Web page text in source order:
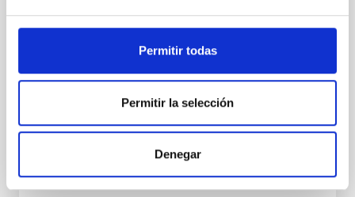
Permitir todas
Permitir la selección
Denegar
Spatially resolved stellar populations of massive
insights into star-formation quenching and stellar
studies have revealed that the cores of these
galaxies are redder than their outskirts. However,
Cheng, Chloe M. et al.